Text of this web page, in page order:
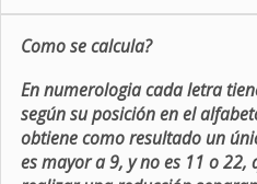
Como se calcula?
En numerologia cada letra
según su posición en el
obtiene como resultado un
es mayor a 9, y no es 11 o 22,